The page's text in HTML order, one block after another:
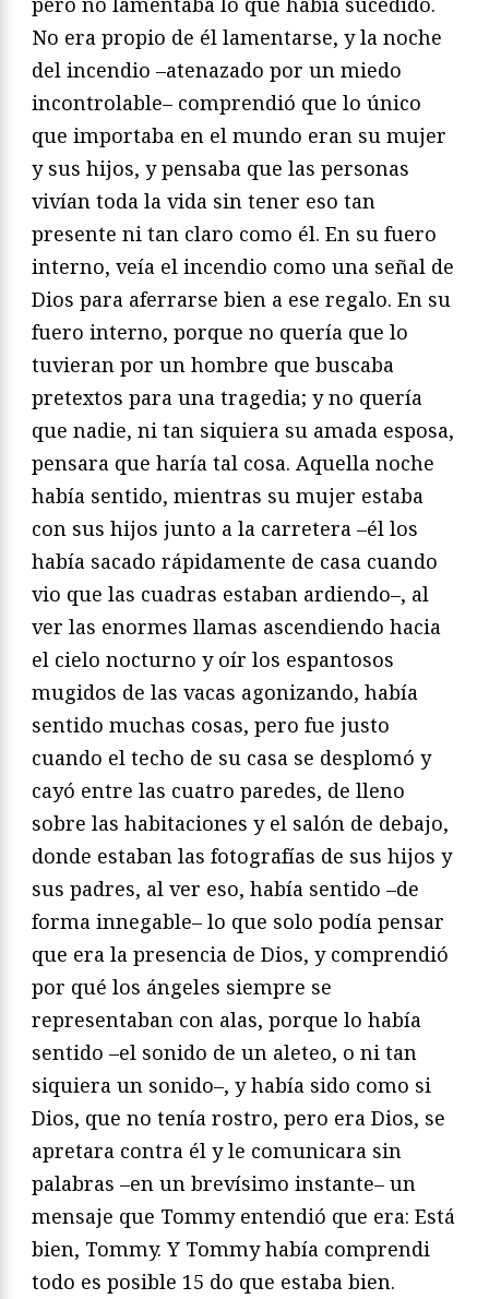
No era propio de él lamentarse, y la noche
del incendio –atenazado por un miedo
incontrolable– comprendió que lo único
que importaba en el mundo eran su mujer
y sus hijos, y pensaba que las personas
vivían toda la vida sin tener eso tan
presente ni tan claro como él. En su fuero
interno, veía el incendio como una señal de
Dios para aferrarse bien a ese regalo. En su
fuero interno, porque no quería que lo
tuvieran por un hombre que buscaba
pretextos para una tragedia; y no quería
que nadie, ni tan siquiera su amada esposa,
pensara que haría tal cosa. Aquella noche
había sentido, mientras su mujer estaba
con sus hijos junto a la carretera –él los
había sacado rápidamente de casa cuando
vio que las cuadras estaban ardiendo–, al
ver las enormes llamas ascendiendo hacia
el cielo nocturno y oír los espantosos
mugidos de las vacas agonizando, había
sentido muchas cosas, pero fue justo
cuando el techo de su casa se desplomó y
cayó entre las cuatro paredes, de lleno
sobre las habitaciones y el salón de debajo,
donde estaban las fotografías de sus hijos y
sus padres, al ver eso, había sentido –de
forma innegable– lo que solo podía pensar
que era la presencia de Dios, y comprendió
por qué los ángeles siempre se
representaban con alas, porque lo había
sentido –el sonido de un aleteo, o ni tan
siquiera un sonido–, y había sido como si
Dios, que no tenía rostro, pero era Dios, se
apretara contra él y le comunicara sin
palabras –en un brevísimo instante– un
mensaje que Tommy entendió que era: Está
bien, Tommy. Y Tommy había comprendi
todo es posible 15 do que estaba bien.